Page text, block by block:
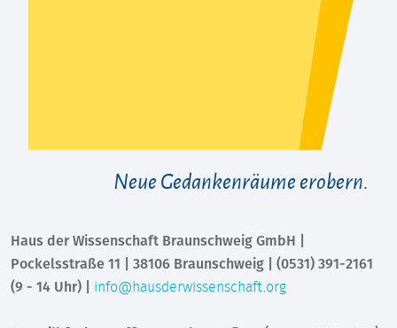
Neue Gedankenräume erobern.
Haus der Wissenschaft Braunschweig GmbH |
Pockelsstraße 11 | 38106 Braunschweig | (0531) 391-2161
(9 - 14 Uhr) | info@hausderwissenschaft.org